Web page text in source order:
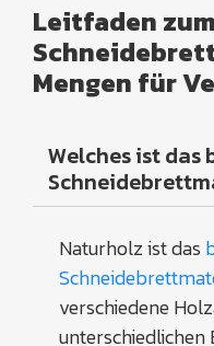
Leitfaden
Mengen für
Welches ist das
Naturholz ist das
verschiedene
unterschiedlichen